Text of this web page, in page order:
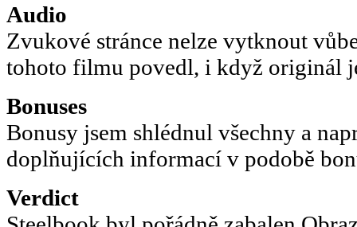
Audio
Zvukové stránce nelze vytknout
tohoto filmu povedl, i když originál
Bonuses
Bonusy jsem shlédnul všechny a
doplňujících informací v podobě
Verdict